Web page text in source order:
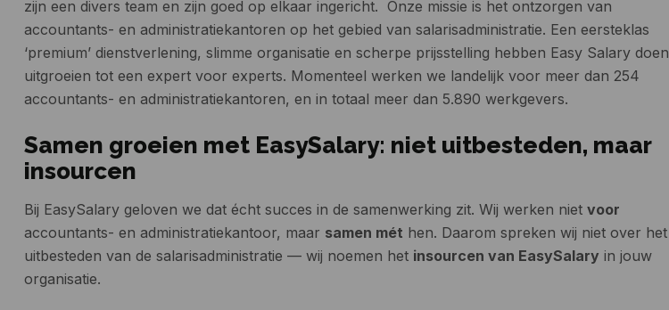
zijn een divers team en zijn goed op elkaar ingericht. Onze missie is het ontzorgen van
accountants- en administratiekantoren op het gebied van salarisadministratie. Een eersteklas
‘premium’ dienstverlening, slimme organisatie en scherpe prijsstelling hebben Easy Salary doen
uitgroeien tot een expert voor experts. Momenteel werken we landelijk voor meer dan 254
accountants- en administratiekantoren, en in totaal meer dan 5.890 werkgevers.
Samen groeien met EasySalary: niet uitbesteden, maar
insourcen
Bij EasySalary geloven we dat écht succes in de samenwerking zit. Wij werken niet voor
accountants- en administratiekantoor, maar samen mét hen. Daarom spreken wij niet over het
uitbesteden van de salarisadministratie — wij noemen het insourcen van EasySalary in jouw
organisatie.